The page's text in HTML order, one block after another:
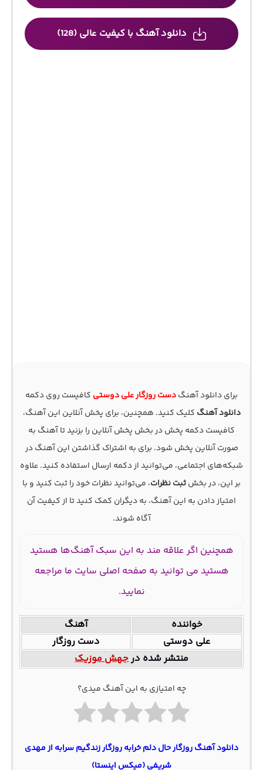
دانلود آهنگ با کیفیت عالی (128)
برای دانلود آهنگدست روزگار علی دوستی کافیست روی دکمه
دانلود آهنگ کلیک کنید. همچنین، برای پخش آنلاین این آهنگ،
کافیست دکمه پخش در بخش پخش آنلاین را بزنید تا آهنگ به
صورت آنلاین پخش شود. برای به اشتراک گذاشتن این آهنگ در
شبکه‌های اجتماعی، می‌توانید از دکمه ارسال استفاده کنید. علاوه
بر این، در بخشثبت نظرات، می‌توانید نظرات خود را ثبت کنید و با
امتیاز دادن به این آهنگ، به دیگران کمک کنید تا از کیفیت آن
آگاه شوند.
همچنین اگر علاقه مند به این سبک آهنگ‌ها هستید
هستید می توانید به صفحه اصلی سایت ما مراجعه
نمایید.
خواننده
آهنگ
علی دوستی
دست روزگار
منتشر شده درجهش موزیک
چه امتیازی به این آهنگ میدی؟
دانلود آهنگ روزگار حال دلم خرابه روزگار زندگیم سرابه از مهدی
شریفی (میکس اینستا)